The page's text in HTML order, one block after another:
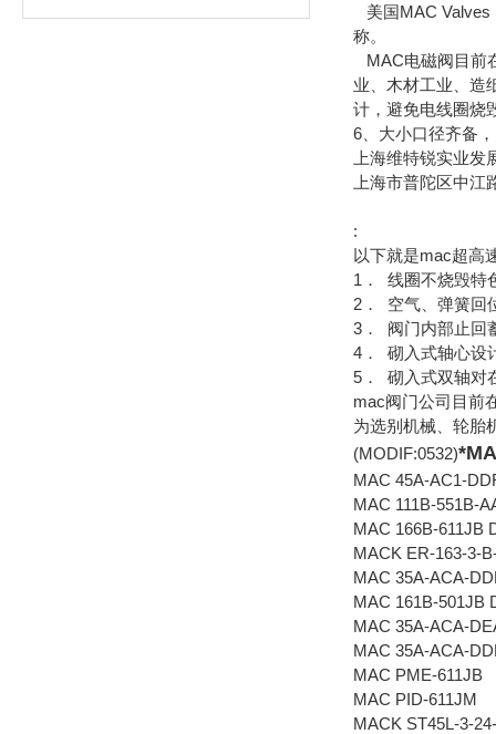
美国MAC Valves
称。
MAC电磁阀目前
业、木材工业、造
计，避免电线圈烧
6、大小口径齐备
上海维特锐实业发
上海市普陀区中江
:
以下就是mac超高
1． 线圈不烧毁特
2． 空气、弹簧回
3． 阀门内部止回
4． 砌入式轴心设
5． 砌入式双轴对
mac阀门公司目前
为选别机械、轮胎
(MODIF:0532)
MAC 45A-AC1-
MAC 111B-551B-
MAC 166B-611JB
MACK ER-163-3-
MAC 35A-ACA-
MAC 161B-501JB
MAC 35A-ACA-
MAC 35A-ACA-
MAC PME-611JB
MAC PID-611JM
MACK ST45L-3-